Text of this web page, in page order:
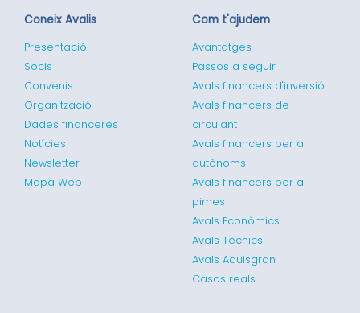
Coneix Avalis
Presentació
Socis
Convenis
Organització
Dades financeres
Notícies
Newsletter
Mapa Web
Com t'ajudem
Avantatges
Passos a seguir
Avals financers d'inversió
Avals financers de
circulant
Avals financers per a
autònoms
Avals financers per a
pimes
Avals Econòmics
Avals Tècnics
Avals Aquisgran
Casos reals